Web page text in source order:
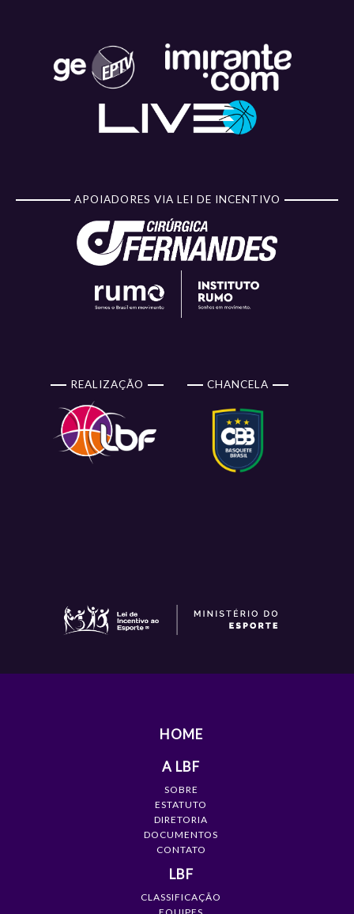
APOIADORES VIA LEI DE INCENTIVO
REALIZAÇÃO CHANCELA
HOME
A LBF
SOBRE
ESTATUTO
DIRETORIA
DOCUMENTOS
CONTATO
LBF
CLASSIFICAÇÃO